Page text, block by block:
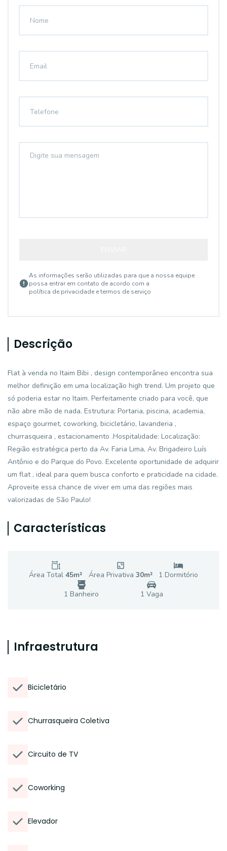
As informações serão utilizadas para que a nossa equipe
possa entrar em contato de acordo com a
política de privacidade e termos de serviço
Descrição
Flat à venda no Itaim Bibi , design contemporâneo encontra sua
melhor definição em uma localização high trend. Um projeto que
só poderia estar no Itaim. Perfeitamente criado para você, que
não abre mão de nada. Estrutura: Portaria, piscina, academia,
espaço gourmet, coworking, bicicletário, lavanderia ,
churrasqueira , estacionamento .Hospitalidade: Localização:
Região estratégica perto da Av. Faria Lima, Av. Brigadeiro Luís
Antônio e do Parque do Povo. Excelente oportunidade de adquirir
um flat , ideal para quem busca conforto e praticidade na cidade.
Aproveite essa chance de viver em uma das regiões mais
valorizadas de São Paulo!
Características
Área Total 45m² Área Privativa 30m² 1 Dormitório
1 Banheiro 1 Vaga
Infraestrutura
Bicicletário
Churrasqueira Coletiva
Circuito de TV
Coworking
Elevador